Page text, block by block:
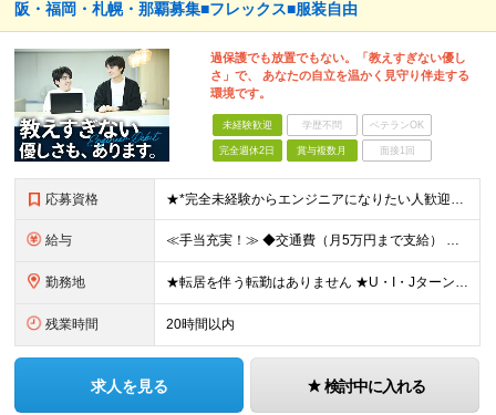
阪・福岡・札幌・那覇募集■フレックス■服装自由
過保護でも放置でもない。「教えすぎない優し
さ」で、 あなたの自立を温かく見守り伴走する
環境です。
未経験歓迎 学歴不問 ベテランOK
完全週休2日 賞与複数月 面接1回
応募資格 ★*完全未経験からエンジニアになりたい人歓迎*★ ・未経験OK ・第2新卒OK ・専門卒以上 ★type経由で入社した社員も在籍しています♪ ▼下記のような方もぜひご応募ください ◎研修が充実してい
給与 ≪手当充実！≫ ◆交通費（月5万円まで支給） ◆残業代全額支給 ◆家族手当（配偶者：1万円／子1人：5000円 ※月額） ◆役職手当（最大13万円 ※月額） ◆地域手当（東京1万円/月、大阪5000円
勤務地 ★転居を伴う転勤はありません ★U・I・JターンOK！ ★広島支店を2026年11月新設予定 ★お客様先に常駐する案件でも、在宅OKの場合は自社オフィスに出社し、チームで相談しながら仕事を進めています
残業時間 20時間以内
求人を見る 検討中に入れる